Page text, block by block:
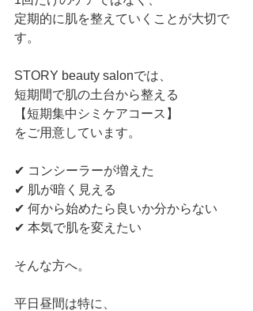
定期的に肌を整えていくことが大切で
す。
STORY beauty salonでは、
短期間で肌の土台から整える
【短期集中シミケアコース】
をご用意しています。
✔ コンシーラーが増えた
✔ 肌が暗く見える
✔ 何から始めたら良いか分からない
✔ 本気で肌を変えたい
そんな方へ。
平日昼間は特に、